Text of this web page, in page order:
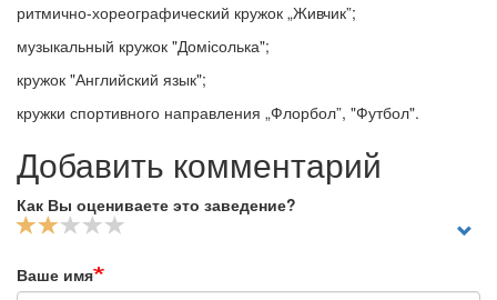
ритмично-хореографический кружок „Живчик”;
музыкальный кружок "Домісолька";
кружок "Английский язык";
кружки спортивного направления „Флорбол”, "Футбол".
Добавить комментарий
Как Вы оцениваете это заведение?
Ваше имя